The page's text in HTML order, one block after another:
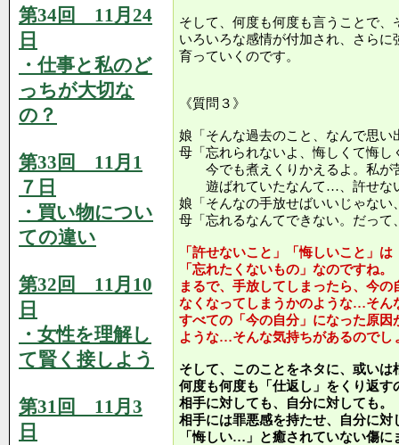
第34回 11月24
日
・仕事と私のど
っちが大切な
の？
第33回 11月1
７日
・買い物につい
ての違い
第32回 11月10
日
・女性を理解し
て賢く接しよう
第31回 11月3
日
そして、何度も何度も言うことで、
いろいろな感情が付加され、さら
育っていくのです。
《質問３》
娘「そんな過去のこと、なんで思い
母「忘れられないよ、悔しくて悔し
今でも煮えくりかえるよ。私が
遊ばれていたなんて…、許せな
娘「そんなの手放せばいいじゃな
母「忘れるなんてできない。だっ
「許せないこと」「悔しいこと」
「忘れたくないもの」なのですね。
まるで、手放してしまったら、今の
なくなってしまうかのような…そん
すべての「今の自分」になった原因
ような…そんな気持ちがあるのでし
そして、このことをネタに、或いは
何度も何度も「仕返し」をくり返す
相手に対しても、自分に対しても。
相手には罪悪感を持たせ、自分に対
「悔しい…」と癒されていない傷に